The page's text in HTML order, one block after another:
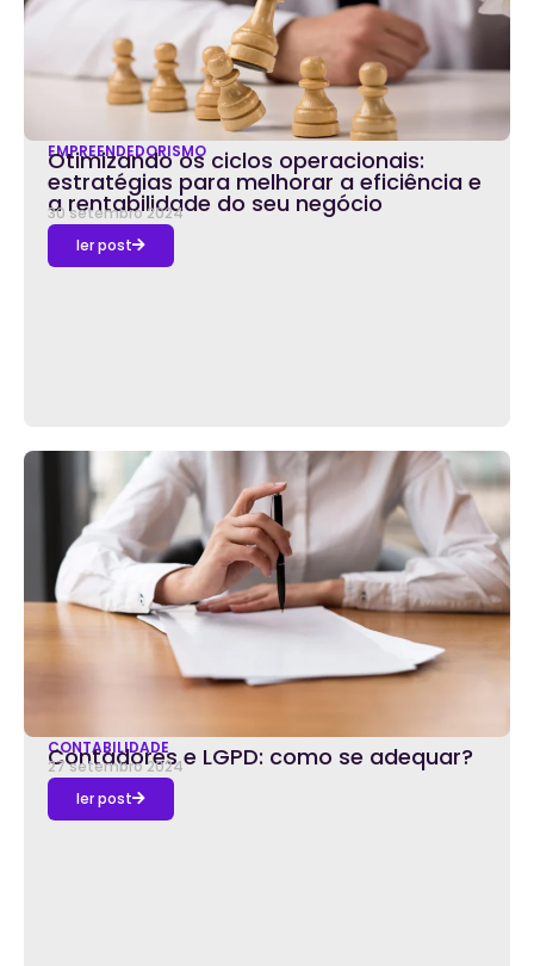
EMPREENDEDORISMO
Otimizando os ciclos operacionais:
estratégias para melhorar a eficiência e
a rentabilidade do seu negócio
30 setembro 2024
ler post
CONTABILIDADE
Contadores e LGPD: como se adequar?
27 setembro 2024
ler post